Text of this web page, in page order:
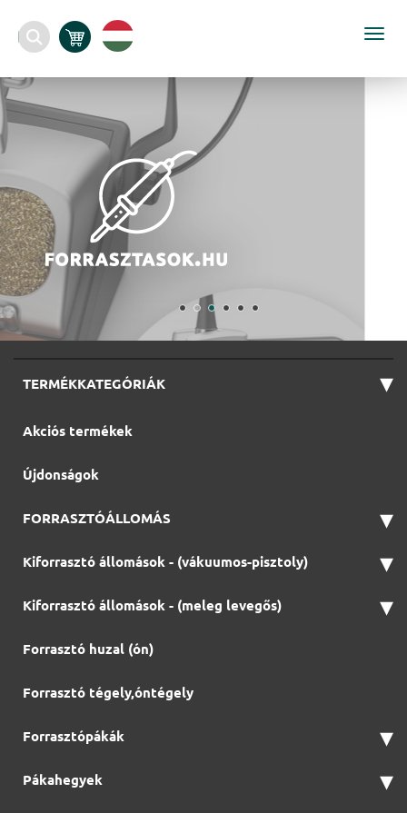
TERMÉKKATEGÓRIÁK ▾
Akciós termékek
Újdonságok
FORRASZTÓÁLLOMÁS ▾
Kiforrasztó állomások - (vákuumos-pisztoly) ▾
Kiforrasztó állomások - (meleg levegős) ▾
Forrasztó huzal (ón)
Forrasztó tégely,óntégely
Forrasztópákák ▾
Pákahegyek ▾